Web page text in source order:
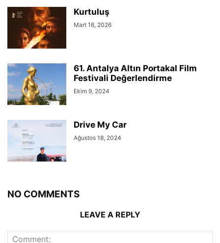
Kurtuluş
Mart 16, 2026
61. Antalya Altın Portakal Film
Festivali Değerlendirme
Ekim 9, 2024
Drive My Car
Ağustos 18, 2024
NO COMMENTS
LEAVE A REPLY